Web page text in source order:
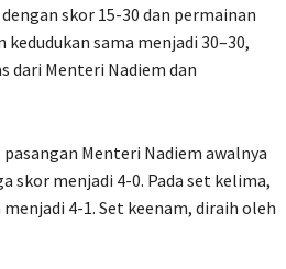
skor 15-30 dan permainan
sama menjadi 30–30,
dari Menteri Nadiem dan
Menteri Nadiem awalnya
skor menjadi 4-0. Pada set kelima,
4-1. Set keenam, diraih oleh